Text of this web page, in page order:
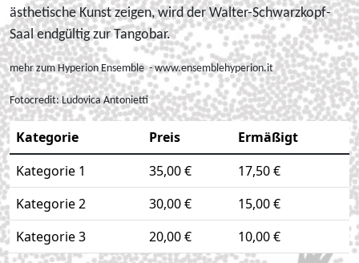
ästhetische Kunst zeigen, wird der Walter-Schwarzkopf-
Saal endgültig zur Tangobar.
mehr zum Hyperion Ensemble - www.ensemblehyperion.it
Fotocredit: Ludovica Antonietti
Kategorie Preis
Ermäßigt
Kategorie 1
35,00 €
17,50 €
Kategorie 2
30,00 €
15,00 €
Kategorie 3
20,00 € 10,00 €